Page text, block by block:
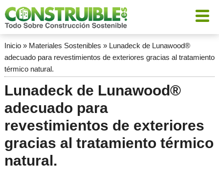
Inicio» Materiales Sostenibles » Lunadeck de Lunawood®
adecuado para revestimientos de exteriores gracias al tratamiento
térmico natural.
Lunadeck de Lunawood®
adecuado para
revestimientos de exteriores
gracias al tratamiento térmico
natural.